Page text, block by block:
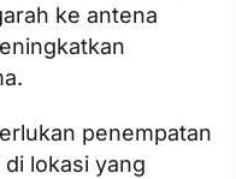
ke antena
penempatan
lokasi yang